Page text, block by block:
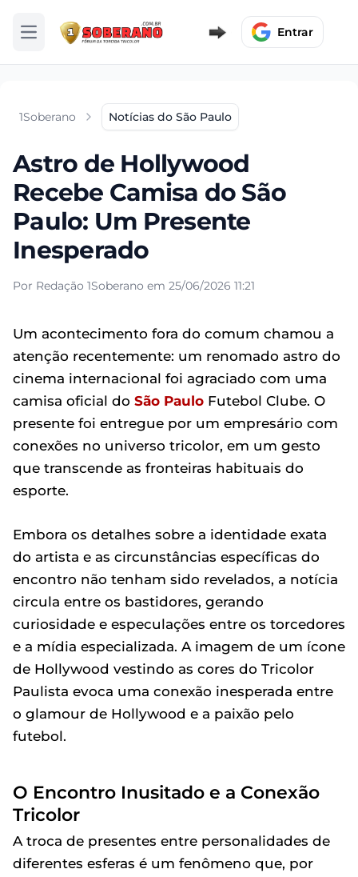
Abrir menu Entrar
1Soberano Notícias do São Paulo
Astro de Hollywood
Recebe Camisa do São
Paulo: Um Presente
Inesperado
Por Redação 1Soberano em 25/06/2026 11:21
Um acontecimento fora do comum chamou a
atenção recentemente: um renomado astro do
cinema internacional foi agraciado com uma
camisa oficial do São Paulo Futebol Clube. O
presente foi entregue por um empresário com
conexões no universo tricolor, em um gesto
que transcende as fronteiras habituais do
esporte.
Embora os detalhes sobre a identidade exata
do artista e as circunstâncias específicas do
encontro não tenham sido revelados, a notícia
circula entre os bastidores, gerando
curiosidade e especulações entre os torcedores
e a mídia especializada. A imagem de um ícone
de Hollywood vestindo as cores do Tricolor
Paulista evoca uma conexão inesperada entre
o glamour de Hollywood e a paixão pelo
futebol.
O Encontro Inusitado e a Conexão
Tricolor
A troca de presentes entre personalidades de
diferentes esferas é um fenômeno que, por